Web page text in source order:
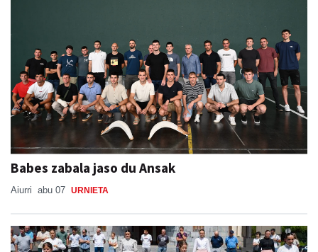
Babes zabala jaso du Ansak
Aiurri abu 07 URNIETA